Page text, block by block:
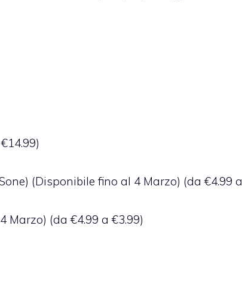
(Disponibile fino al 4 Marzo) (da €4.99 a
Marzo) (da €4.99 a €3.99)